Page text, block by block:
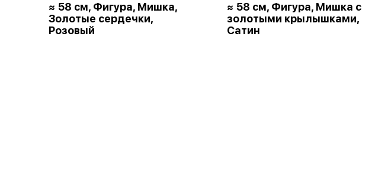
≈ 58 см, Фигура, Мишка,
Золотые сердечки,
Розовый
≈ 58 см, Фигура, Мишка с
золотыми крылышками,
Сатин